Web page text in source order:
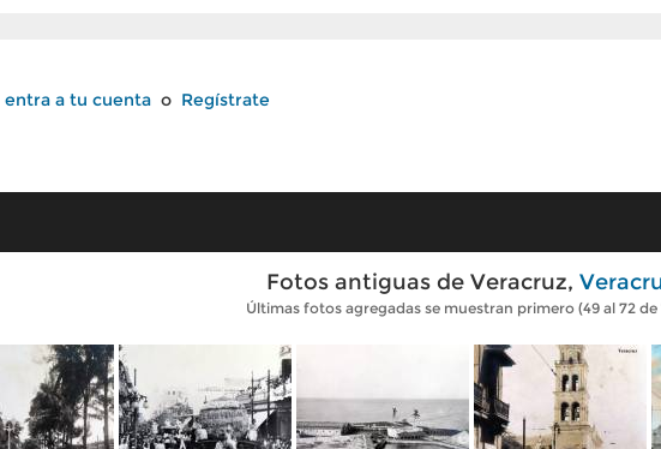
entra a tu cuenta o Regístrate
Fotos antiguas de Veracruz,
Últimas fotos agregadas se muestran primero (49 al 72 de